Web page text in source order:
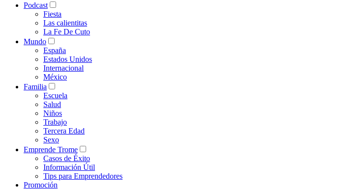
Podcast
Fiesta
Las calientitas
La Fe De Cuto
Mundo
España
Estados Unidos
Internacional
México
Familia
Escuela
Salud
Niños
Trabajo
Tercera Edad
Sexo
Emprende Trome
Casos de Éxito
Información Útil
Tips para Emprendedores
Promoción